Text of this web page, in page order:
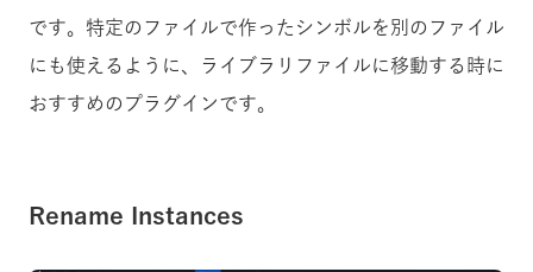
です。特定のファイルで作ったシンボルを別のファイル
にも使えるように、ライブラリファイルに移動する時に
おすすめのプラグインです。
Rename Instances